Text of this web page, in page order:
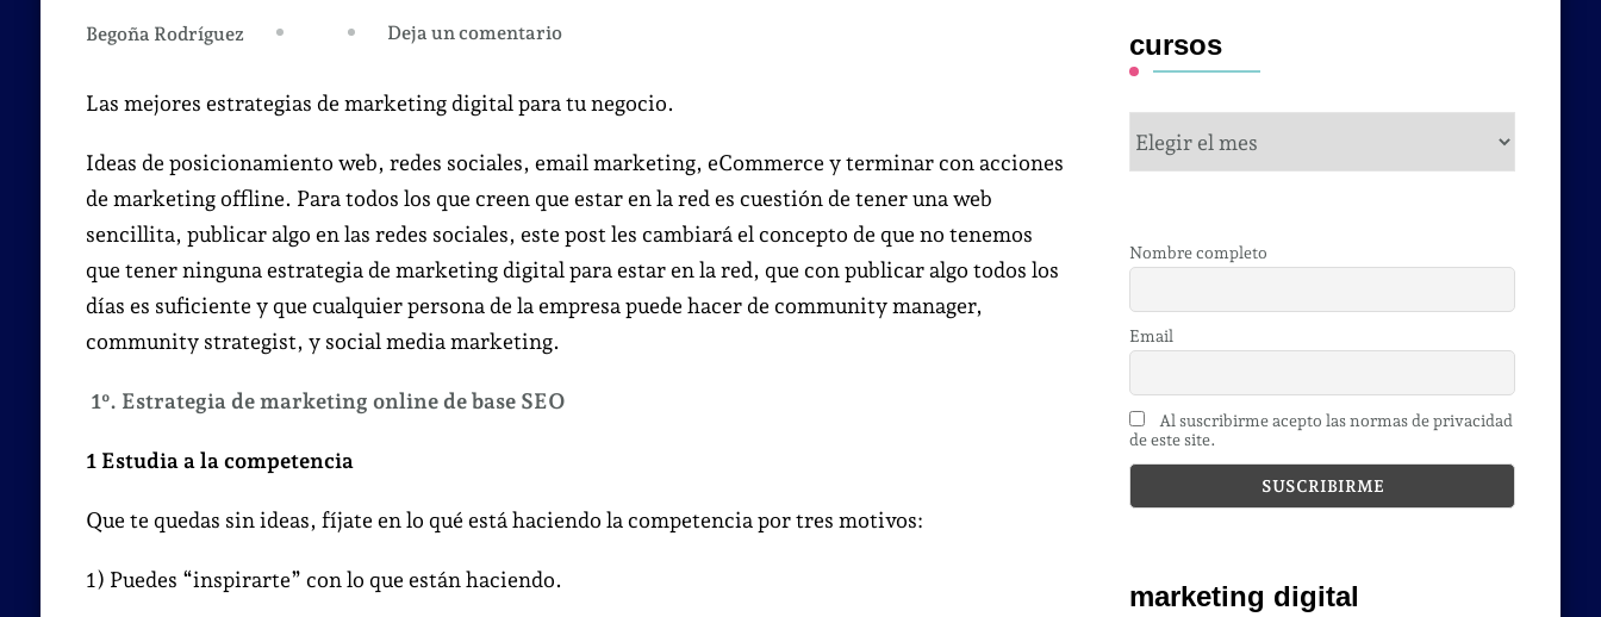
Begoña Rodríguez Deja un comentarioen
mejores
de
marketing
digital
para
tu
negocio.
Las mejores estrategias de marketing digital para tu negocio.
Ideas de posicionamiento web, redes sociales, email marketing, eCommerce y terminar con acciones
de marketing offline. Para todos los que creen que estar en la red es cuestión de tener una web
sencillita, publicar algo en las redes sociales, este post les cambiará el concepto de que no tenemos
que tener ninguna estrategia de marketing digital para estar en la red, que con publicar algo todos los
días es suficiente y que cualquier persona de la empresa puede hacer de community manager,
community strategist, y social media marketing.
1º. Estrategia de marketing online de base SEO
1 Estudia a la competencia
Que te quedas sin ideas, fíjate en lo qué está haciendo la competencia por tres motivos:
1) Puedes “inspirarte” con lo que están haciendo.
cursos
cursos
Nombre completo
Email
Al suscribirme acepto las normas de privacidad
de este site.
marketing digital